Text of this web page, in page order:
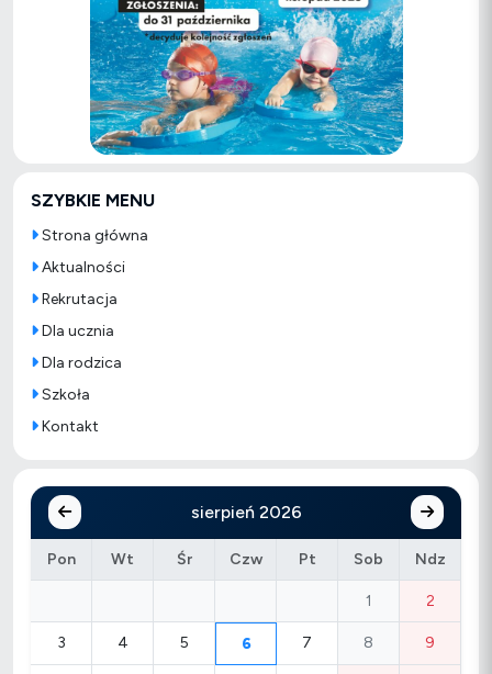
SZYBKIE MENU
Strona główna
Aktualności
Rekrutacja
Dla ucznia
Dla rodzica
Szkoła
Kontakt
sierpień 2026
Pon Wt Śr Czw Pt Sob Ndz
1 2
3 4 5 6 7 8 9